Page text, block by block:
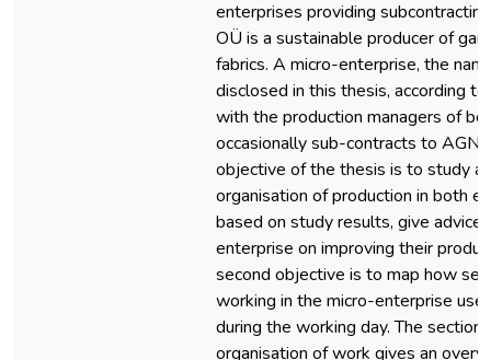
enterprises providing
OÜ is a sustainable producer of
fabrics. A micro-enterprise, the
disclosed in this thesis, according
with the production managers of
occasionally sub-contracts to AGN
objective of the thesis is to study
organisation of production in both
based on study results, give advice
enterprise on improving their
second objective is to map how
working in the micro-enterprise use
during the working day. The section
organisation of work gives an